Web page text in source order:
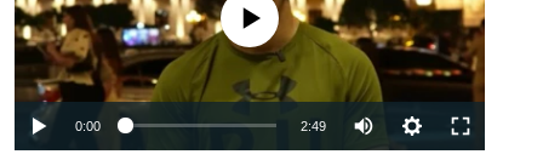
Феълан кор намекунад
0:00 2:49